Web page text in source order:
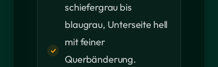
schiefergrau bis
blaugrau, Unterseite hell
mit feiner
Querbänderung.